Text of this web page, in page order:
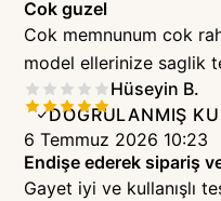
Cok guzel
Cok memnunum cok
model ellerinize saglik
Hüseyin B.
DOĞRULANMIŞ
6 Temmuz 2026 10:23
Endişe ederek sipariş
Gayet iyi ve kullanışlı